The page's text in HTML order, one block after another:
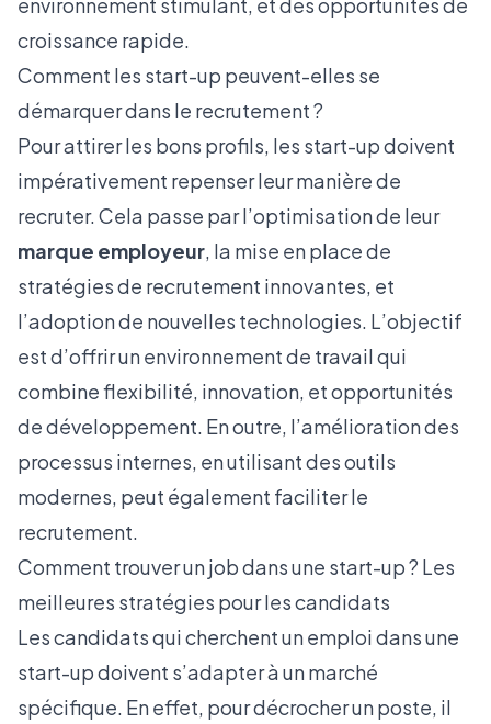
croissance rapide.
Comment les start-up peuvent-elles se
démarquer dans le recrutement ?
Pour attirer les bons profils, les start-up doivent
impérativement repenser leur manière de
recruter. Cela passe par l’optimisation de leur
marque employeur, la mise en place de
stratégies de recrutement innovantes, et
l’adoption de nouvelles technologies. L’objectif
est d’offrir un environnement de travail qui
combine flexibilité, innovation, et opportunités
de développement. En outre, l’amélioration des
processus internes, en utilisant des outils
modernes, peut également faciliter le
recrutement.
Comment trouver un job dans une start-up ? Les
meilleures stratégies pour les candidats
Les candidats qui cherchent un emploi dans une
start-up doivent s’adapter à un marché
spécifique. En effet, pour décrocher un poste, il